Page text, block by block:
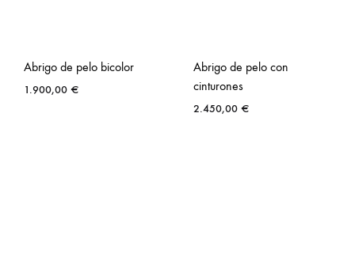
Abrigo de pelo bicolor
1.900,00 €
Abrigo de pelo con
cinturones
2.450,00 €